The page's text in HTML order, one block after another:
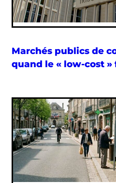
Marchés publics de
quand le « low-cost »